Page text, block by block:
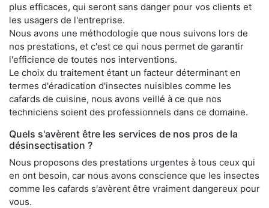
plus efficaces, qui seront sans danger pour vos clients et
les usagers de l'entreprise.
Nous avons une méthodologie que nous suivons lors de
nos prestations, et c'est ce qui nous permet de garantir
l'efficience de toutes nos interventions.
Le choix du traitement étant un facteur déterminant en
termes d'éradication d'insectes nuisibles comme les
cafards de cuisine, nous avons veillé à ce que nos
techniciens soient des professionnels dans ce domaine.
Quels s'avèrent être les services de nos pros de la
désinsectisation ?
Nous proposons des prestations urgentes à tous ceux qui
en ont besoin, car nous avons conscience que les insectes
comme les cafards s'avèrent être vraiment dangereux pour
vous.